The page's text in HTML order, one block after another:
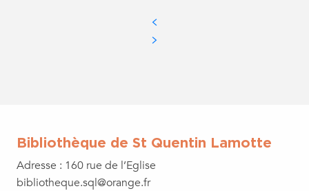
Bibliothèque de St Quentin Lamotte
Adresse : 160 rue de l’Eglise
bibliotheque.sql@orange.fr